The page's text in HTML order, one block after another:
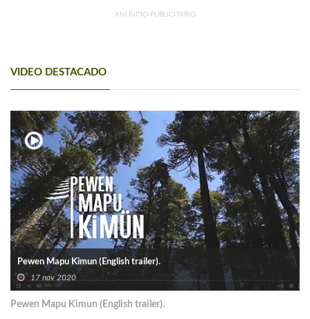
ANUNCIO PUBLICITARIO
VIDEO DESTACADO
Pewen Mapu Kimun (English trailer).
17 nov 2020
Pewen Mapu Kimun (English trailer).